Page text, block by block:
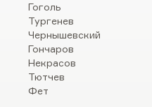
Гоголь
Тургенев
Чернышевский
Гончаров
Некрасов
Тютчев
Фет